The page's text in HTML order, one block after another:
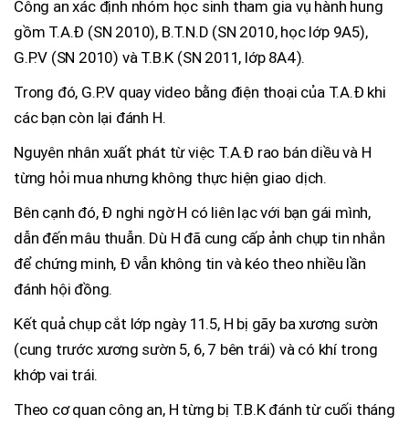
Công an xác định nhóm học sinh tham gia vụ hành hung
gồm T.A.Đ (SN 2010), B.T.N.D (SN 2010, học lớp 9A5),
G.P.V (SN 2010) và T.B.K (SN 2011, lớp 8A4).
Trong đó, G.P.V quay video bằng điện thoại của T.A.Đ khi
các bạn còn lại đánh H.
Nguyên nhân xuất phát từ việc T.A.Đ rao bán diều và H
từng hỏi mua nhưng không thực hiện giao dịch.
Bên cạnh đó, Đ nghi ngờ H có liên lạc với bạn gái mình,
dẫn đến mâu thuẫn. Dù H đã cung cấp ảnh chụp tin nhắn
để chứng minh, Đ vẫn không tin và kéo theo nhiều lần
đánh hội đồng.
Kết quả chụp cắt lớp ngày 11.5, H bị gãy ba xương sườn
(cung trước xương sườn 5, 6, 7 bên trái) và có khí trong
khớp vai trái.
Theo cơ quan công an, H từng bị T.B.K đánh từ cuối tháng